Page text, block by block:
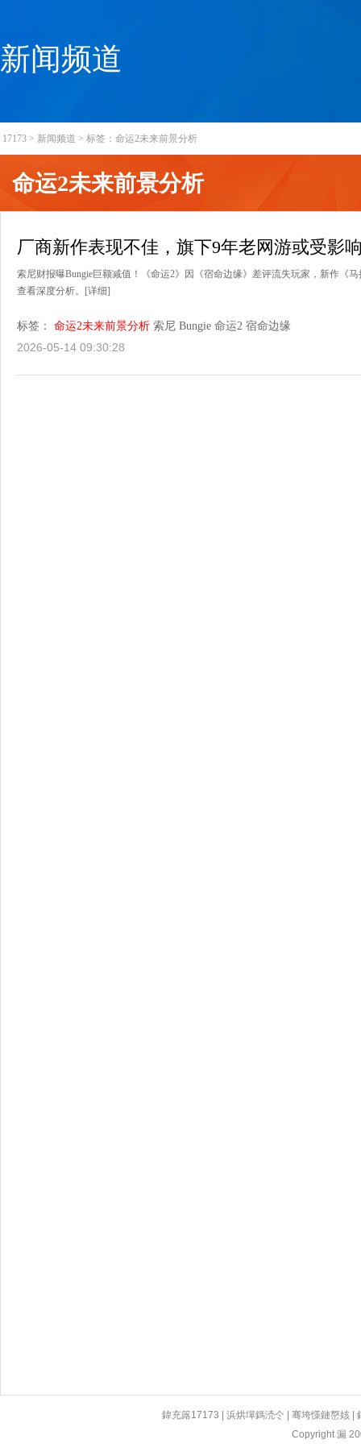
新闻频道
17173 > 新闻频道 > 标签：命运2未来前景分析
命运2未来前景分析
厂商新作表现不佳，旗下9年老网游或受影
索尼财报曝Bungie巨额减值！《命运2》因《宿命边缘》差评流失玩家，新作《
查看深度分析。
[详细]
标签： 命运2未来前景分析 索尼 Bungie 命运2 宿命边缘
2026-05-14 09:30:28
鍏充簬17173 |浜烘墠鎷涜仒 |骞垮憡鏈嶅姟 |
Copyright 漏